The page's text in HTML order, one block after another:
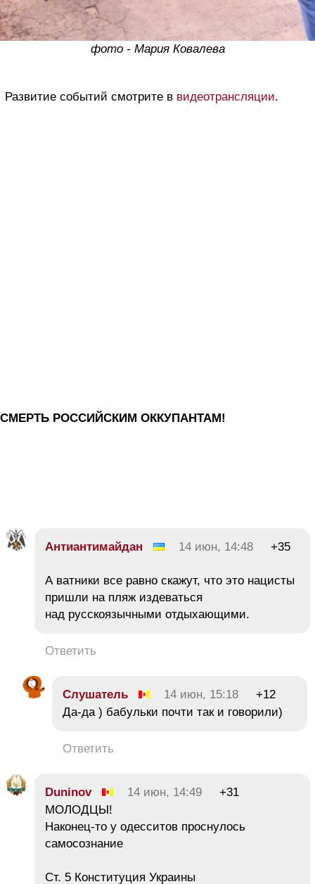
фото - Мария Ковалева
Развитие событий смотрите в видеотрансляции.
СМЕРТЬ РОССИЙСКИМ ОККУПАНТАМ!
Антиантимайдан 14 июн, 14:48 +35
А ватники все равно скажут, что это нацисты
пришли на пляж издеваться
над русскоязычными отдыхающими.
Ответить
Слушатель 14 июн, 15:18
+12
Да-да ) бабульки почти так и говорили)
Ответить
Duninov 14 июн, 14:49
+31
МОЛОДЦЫ!
Наконец-то у одесситов проснулось
самосознание
Ст. 5 Конституция Украины